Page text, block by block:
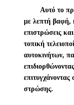
Αυτό το
με λεπτή βαφή,
επιστρώσεις
τοπική
αυτοκινήτων,
στρώσης.